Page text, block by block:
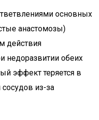
основных
анастомозы)
действия
недоразвитии обеих
эффект теряется в
из-за